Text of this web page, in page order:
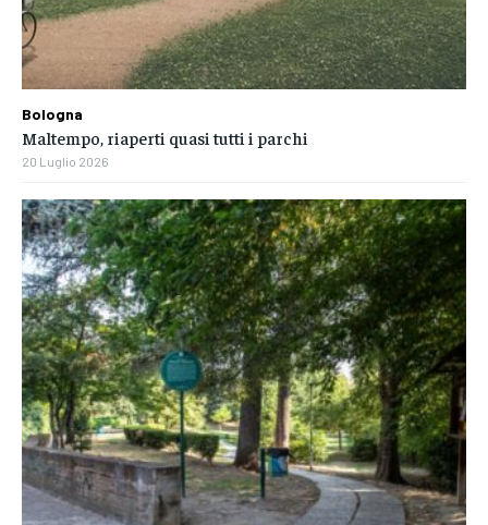
Bologna
Maltempo, riaperti quasi tutti i parchi
20 Luglio 2026